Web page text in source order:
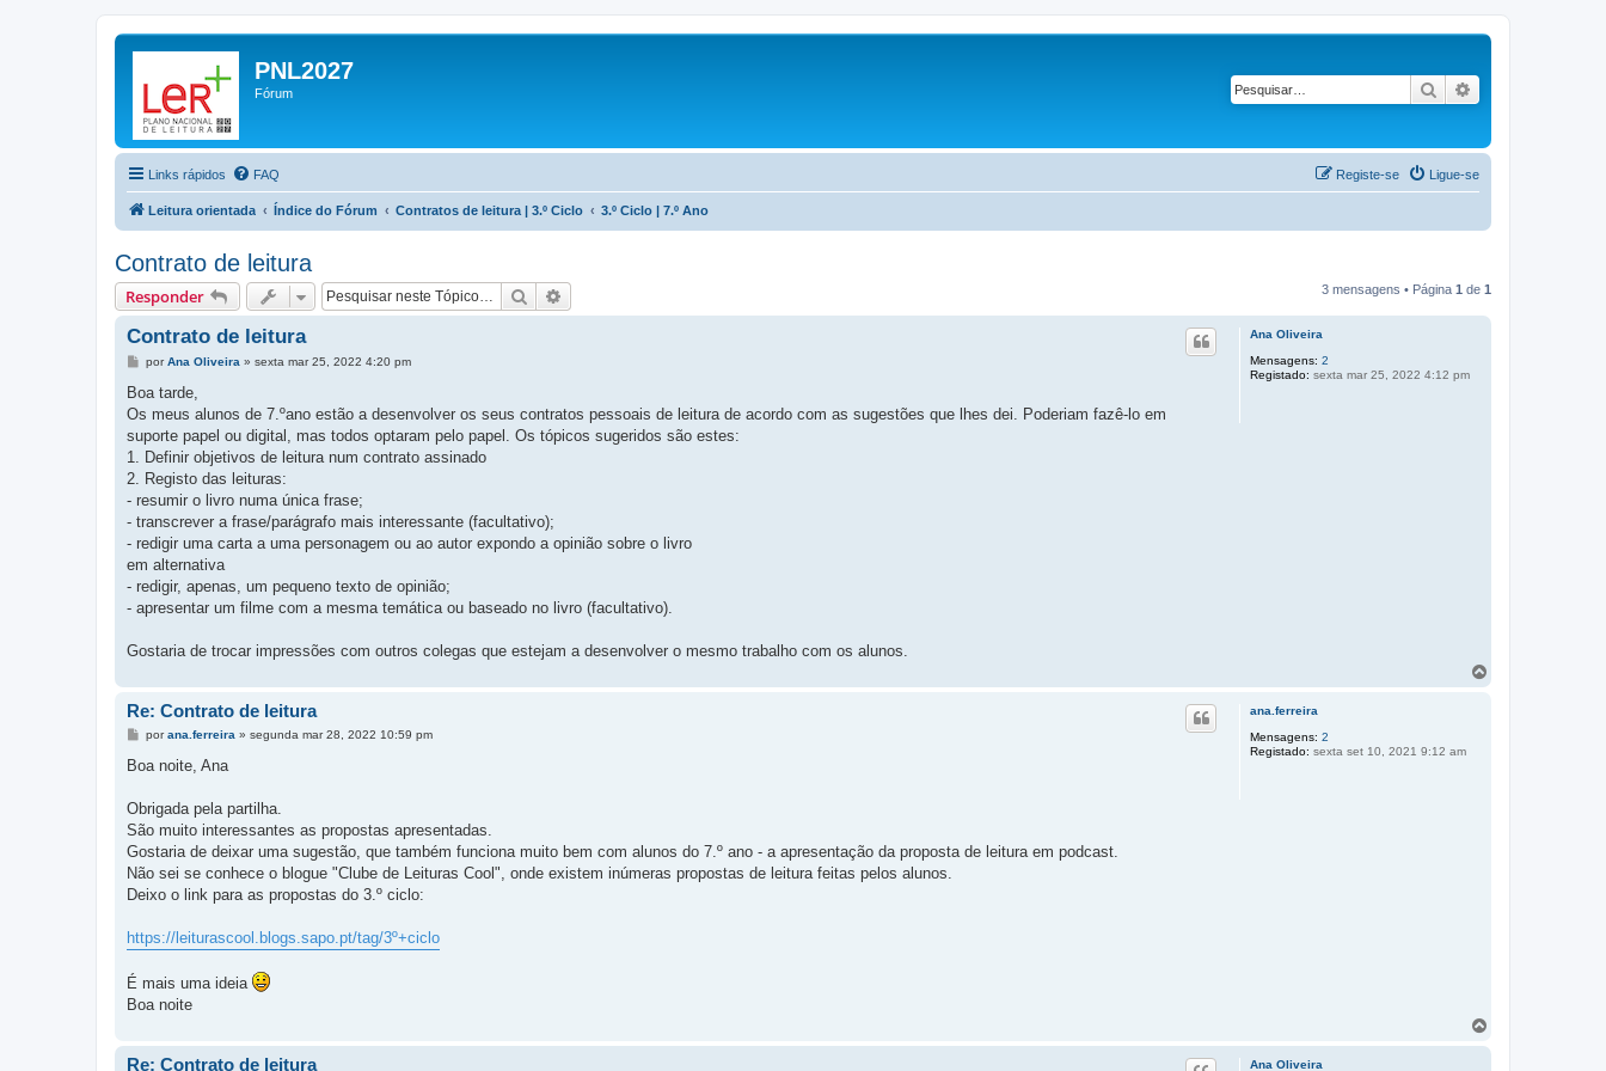
PNL2027
Fórum Pesquisar
Links rápidos FAQ Ligue-se
Registe-se
Leitura orientada Índice do Fórum Contratos de leitura | 3.º Ciclo 3.º Ciclo | 7.º Ano
Contrato de leitura
Responder Pesquisar 3 mensagens • Página 1 de 1
Ana Oliveira
Mensagens: 2
Registado: sexta mar 25, 2022 4:12 pm
Contrato de leitura
M
n
a
g
e
m
porAna Oliveira » sexta mar 25, 2022 4:20 pm
Boa tarde,
Os meus alunos de 7.ºano estão a desenvolver os seus contratos pessoais de leitura de acordo com as sugestões que lhes dei. Poderiam fazê-lo em
suporte papel ou digital, mas todos optaram pelo papel. Os tópicos sugeridos são estes:
1. Definir objetivos de leitura num contrato assinado
2. Registo das leituras:
- resumir o livro numa única frase;
- transcrever a frase/parágrafo mais interessante (facultativo);
- redigir uma carta a uma personagem ou ao autor expondo a opinião sobre o livro
em alternativa
- redigir, apenas, um pequeno texto de opinião;
- apresentar um filme com a mesma temática ou baseado no livro (facultativo).
Gostaria de trocar impressões com outros colegas que estejam a desenvolver o mesmo trabalho com os alunos.
ana.ferreira
Mensagens: 2
Registado: sexta set 10, 2021 9:12 am
Re: Contrato de leitura
M
n
g
m
porana.ferreira » segunda mar 28, 2022 10:59 pm
Boa noite, Ana
Obrigada pela partilha.
São muito interessantes as propostas apresentadas.
Gostaria de deixar uma sugestão, que também funciona muito bem com alunos do 7.º ano - a apresentação da proposta de leitura em podcast.
Não sei se conhece o blogue "Clube de Leituras Cool", onde existem inúmeras propostas de leitura feitas pelos alunos.
Deixo o link para as propostas do 3.º ciclo:
https://leiturascool.blogs.sapo.pt/tag/3º+ciclo
É mais uma ideia
Boa noite
Ana Oliveira
Re: Contrato de leitura